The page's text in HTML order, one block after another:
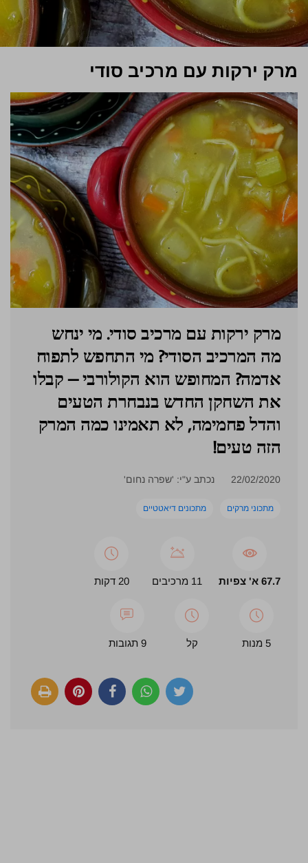
מרק ירקות עם מרכיב סודי
מרק ירקות עם מרכיב סודי. מי ינחש
מה המרכיב הסודי? מי התחפש לתפוח
אדמה? המחופש הוא הקולורבי – קבלו
את השחקן החדש בנבחרת הטעים
והדל פחמימה, לא תאמינו כמה המרק
הזה טעים!
22/02/2020 נכתב ע"י: 'שפרה נחום'
מתכוני מרקים מתכונים דיאטטיים
67.7 א' צפיות 11 מרכיבים 20 דקות
5 מנות קל 9 תגובות